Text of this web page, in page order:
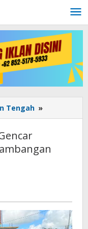
Tengah »
Polsek
Sampaikan